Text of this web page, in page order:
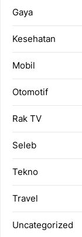
Gaya
Kesehatan
Mobil
Otomotif
Rak TV
Seleb
Tekno
Travel
Uncategorized